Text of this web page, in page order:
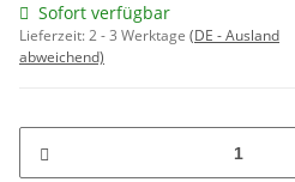
Sofort verfügbar
Lieferzeit:2 - 3 Werktage (DE - Ausland
abweichend)